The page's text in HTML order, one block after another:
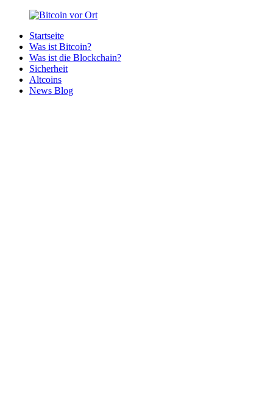
Zurück
Inhalt
Bitcoin
Bitcoins
deiner
Region
Startseite
Was ist Bitcoin?
Was ist die Blockchain?
Sicherheit
Altcoins
News Blog